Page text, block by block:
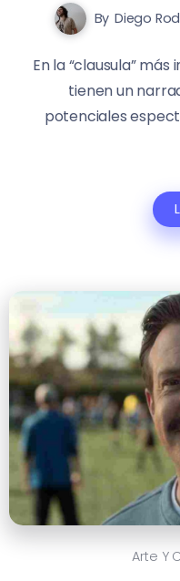
By Diego
En la “clausula”
tienen un
potenciales
Arte Y